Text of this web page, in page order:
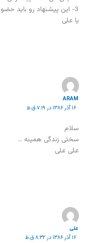
3- این پیشنهاد رو باید حضوری بگم، رخصت میدی؟
یا علی
ARAM
۱۶ آذر ۱۳۸۶ در ۷:۱۹ ق.ظ
سلام
سختی زندگی همینه …
علی علی
علی
۱۶ آذر ۱۳۸۶ در ۸:۳۲ ق.ظ